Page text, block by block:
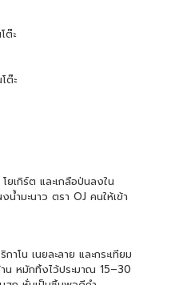
ต๊ะ
ต๊ะ
เกิร์ต และเกลือป่นลงใน
น้ำมะนาว ตรา OJ คนให้เข้า
โน เนยละลาย และกระเทียม
น หมักทิ้งไว้ประมาณ 15–30